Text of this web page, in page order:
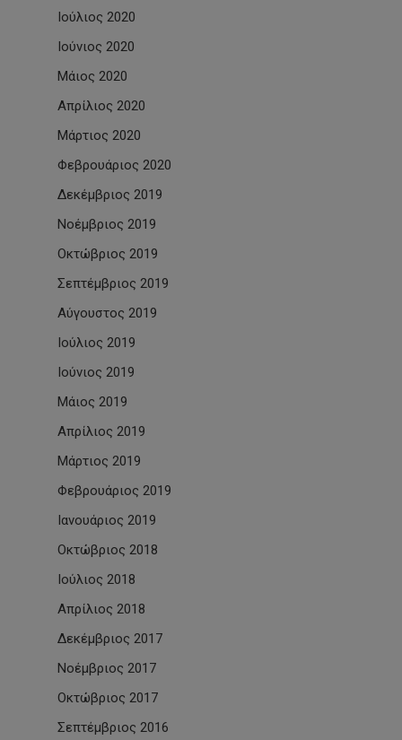
Ιούλιος 2020
Ιούνιος 2020
Μάιος 2020
Απρίλιος 2020
Μάρτιος 2020
Φεβρουάριος 2020
Δεκέμβριος 2019
Νοέμβριος 2019
Οκτώβριος 2019
Σεπτέμβριος 2019
Αύγουστος 2019
Ιούλιος 2019
Ιούνιος 2019
Μάιος 2019
Απρίλιος 2019
Μάρτιος 2019
Φεβρουάριος 2019
Ιανουάριος 2019
Οκτώβριος 2018
Ιούλιος 2018
Απρίλιος 2018
Δεκέμβριος 2017
Νοέμβριος 2017
Οκτώβριος 2017
Σεπτέμβριος 2016